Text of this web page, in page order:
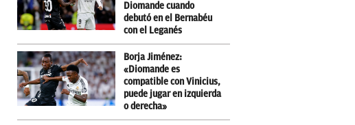
Diomande cuando
debutó en el Bernabéu
con el Leganés
Borja Jiménez:
«Diomande es
compatible con Vinicius,
puede jugar en izquierda
o derecha»